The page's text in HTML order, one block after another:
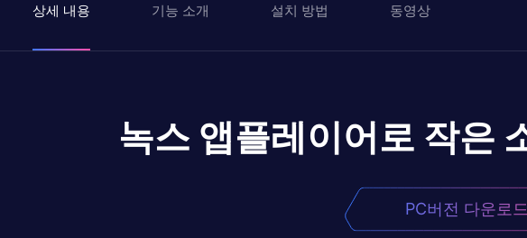
상세 내용 기능 소개 설치 방법 동영상
녹스 앱플레이어로 작은
PC버전 다운로드